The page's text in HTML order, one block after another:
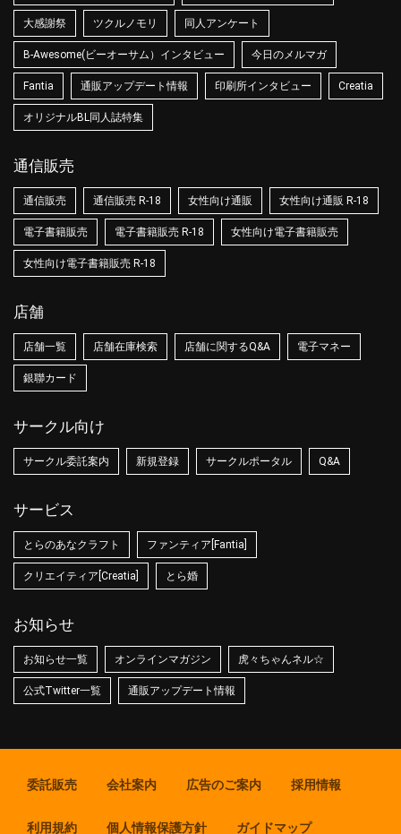
大感謝祭 ツクルノモリ 同人アンケート
B-Awesome(ビーオーサム）インタビュー 今日のメルマガ
Fantia 通販アップデート情報 印刷所インタビュー Creatia
オリジナルBL同人誌特集
通信販売
通信販売 通信販売 R-18 女性向け通販 女性向け通販 R-18
電子書籍販売 電子書籍販売 R-18 女性向け電子書籍販売
女性向け電子書籍販売 R-18
店舗
店舗一覧 店舗在庫検索 店舗に関するQ&A 電子マネー
銀聯カード
サークル向け
サークル委託案内 新規登録 サークルポータル Q&A
サービス
とらのあなクラフト ファンティア[Fantia]
クリエイティア[Creatia] とら婚
お知らせ
お知らせ一覧 オンラインマガジン 虎々ちゃんネル☆
公式Twitter一覧 通販アップデート情報
委託販売 会社案内 広告のご案内 採用情報
利用規約 個人情報保護方針 ガイドマップ